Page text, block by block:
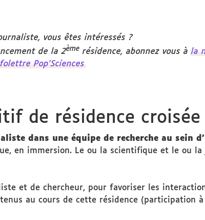
vous êtes intéressés ?
de la 2ème résidence, abonnez vous àla
Pop'Sciences
de résidence croisée
dans une équipe de recherche au sein
en immersion. Le ou la scientifique et le ou
et de chercheur, pour favoriser les
au cours de cette résidence (participation à